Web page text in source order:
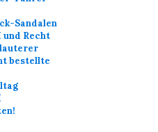
Sandalen
Recht
bestellte